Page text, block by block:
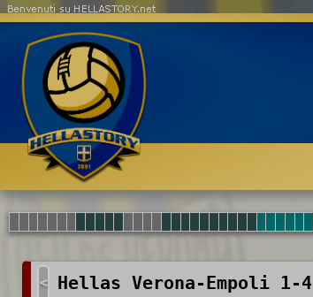
Benvenuti su HELLASTORY.net
< Hellas Verona-Empoli 1-4